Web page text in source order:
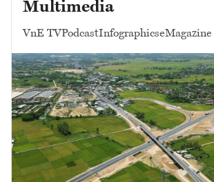
Multimedia
VnE TVPodcastInfographicseMagazine